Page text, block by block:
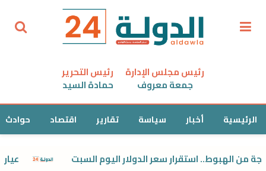
رئيس مجلس الإدارة
جمعة معروف
رئيس التحرير
حمادة السيد
الرئيسية أخبار سياسة تقارير اقتصاد حوادث
استقرار سعر الدولار اليوم السبت عيار 21 مفاجأة.. استقرار سعر الذهب اليوم السبت